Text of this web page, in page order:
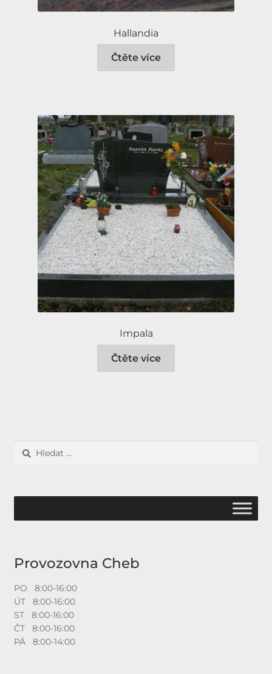
Hallandia
Čtěte více
Impala
Čtěte více
Vyhledávání
Provozovna Cheb
PO 8:00-16:00
ÚT 8:00-16:00
ST 8:00-16:00
ČT 8:00-16:00
PÁ 8:00-14:00